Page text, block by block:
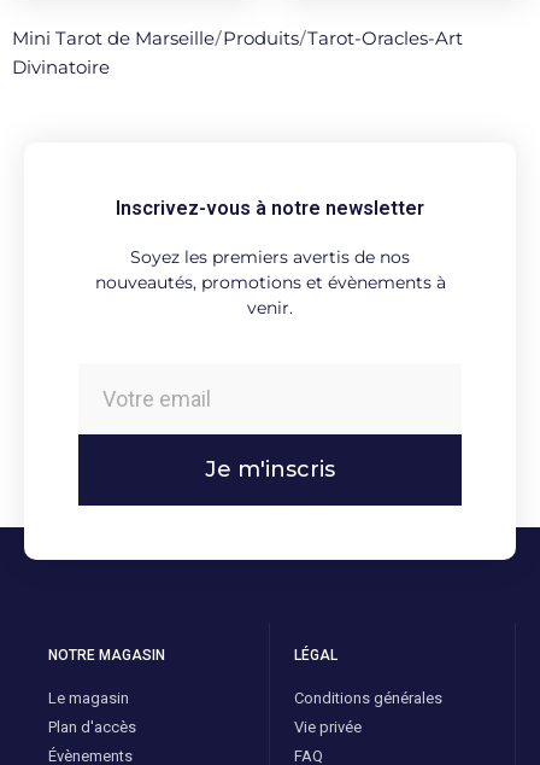
Mini Tarot de Marseille/Produits/Tarot-Oracles-Art
Divinatoire
Inscrivez-vous à notre newsletter
Soyez les premiers avertis de nos
nouveautés, promotions et évènements à
venir.
Je m'inscris
NOTRE MAGASIN
Le magasin
Plan d'accès
Évènements
LÉGAL
Conditions générales
Vie privée
FAQ